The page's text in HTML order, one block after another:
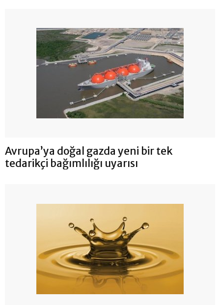
Avrupa’ya doğal gazda yeni bir tek
tedarikçi bağımlılığı uyarısı